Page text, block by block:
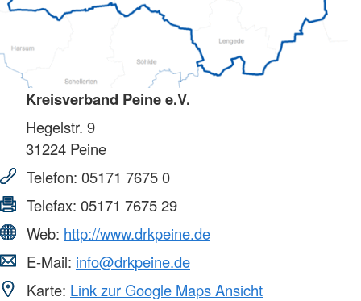
Kreisverband Peine e.V.
Hegelstr. 9
31224 Peine
Telefon: 05171 7675 0
Telefax: 05171 7675 29
Web: http://www.drkpeine.de
E-Mail: info@drkpeine.de
Karte: Link zur Google Maps Ansicht